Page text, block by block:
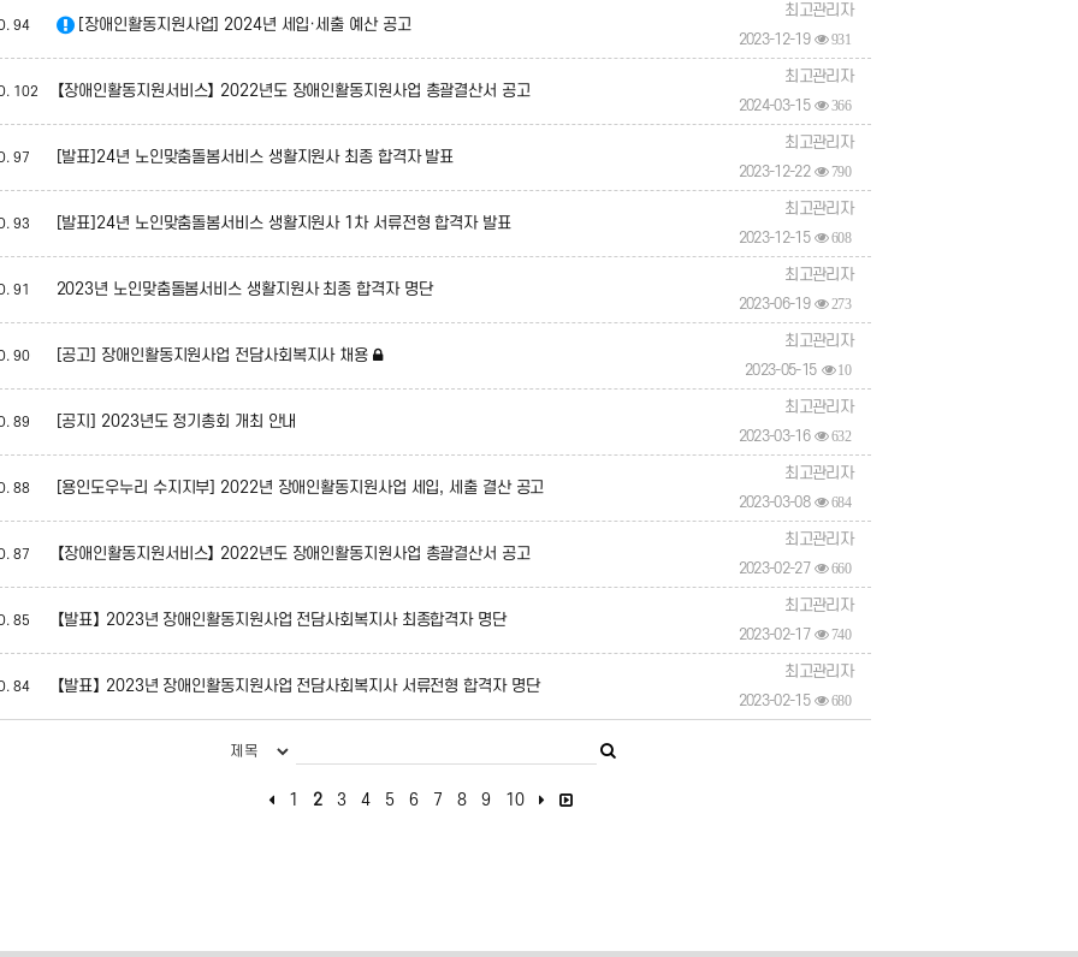
94 [장애인활동지원사업] 2024년 세입·세출 예산 공고
최고관리자
2023-12-19 931
102 【장애인활동지원서비스】 2022년도 장애인활동지원사업 총괄결산서 공고
최고관리자
2024-03-15 366
97 [발표]24년 노인맞춤돌봄서비스 생활지원사 최종 합격자 발표
최고관리자
2023-12-22 790
93 [발표]24년 노인맞춤돌봄서비스 생활지원사 1차 서류전형 합격자 발표
최고관리자
2023-12-15 608
91 2023년 노인맞춤돌봄서비스 생활지원사 최종 합격자 명단
최고관리자
2023-06-19 273
90 [공고] 장애인활동지원사업 전담사회복지사 채용
최고관리자
2023-05-15 10
89 [공지] 2023년도 정기총회 개최 안내
최고관리자
2023-03-16 632
88 [용인도우누리 수지지부] 2022년 장애인활동지원사업 세입, 세출 결산 공고
최고관리자
2023-03-08 684
87 【장애인활동지원서비스】 2022년도 장애인활동지원사업 총괄결산서 공고
최고관리자
2023-02-27 660
85 【발표】 2023년 장애인활동지원사업 전담사회복지사 최종합격자 명단
최고관리자
2023-02-17 740
84 【발표】 2023년 장애인활동지원사업 전담사회복지사 서류전형 합격자 명단
최고관리자
2023-02-15 680
1 2 3 4 5 6 7 8 9 10